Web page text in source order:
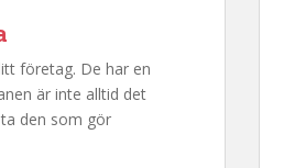
företag. De har en
är inte alltid det
den som gör